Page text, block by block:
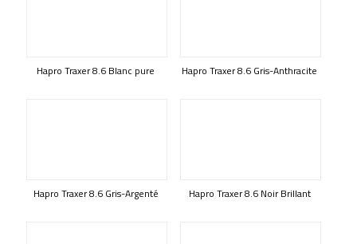
Hapro Traxer 8.6 Blanc pure Hapro Traxer 8.6 Gris-Anthracite
Hapro Traxer 8.6 Gris-Argenté Hapro Traxer 8.6 Noir Brillant